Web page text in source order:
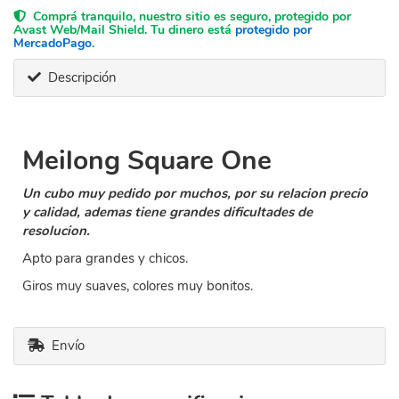
Comprá tranquilo, nuestro sitio es seguro, protegido por
Avast Web/Mail Shield. Tu dinero está protegido por
MercadoPago.
Descripción
Meilong Square One
Un cubo muy pedido por muchos, por su relacion precio
y calidad, ademas tiene grandes dificultades de
resolucion.
Apto para grandes y chicos.
Giros muy suaves, colores muy bonitos.
Envío